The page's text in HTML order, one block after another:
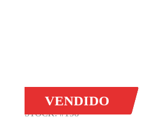
VENDIDO
STOCK: #158